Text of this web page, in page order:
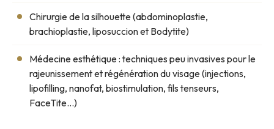
Chirurgie de la silhouette (abdominoplastie,
brachioplastie, liposuccion et Bodytite)
Médecine esthétique : techniques peu invasives pour le
rajeunissement et régénération du visage (injections,
lipofilling, nanofat, biostimulation, fils tenseurs,
FaceTite...)